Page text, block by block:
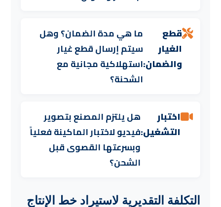
قطع
الغيار
والضمان:
ما هي مدة الضمان؟ وهل
سيتم إرسال قطع غيار
استهلاكية مجانية مع
الشحنة؟
اختبار
التشغيل:
هل يلتزم المصنع بتصوير
فيديو لاختبار الماكينة فعلياً
وبسرعتها القصوى قبل
الشحن؟
التكلفة التقديرية لاستيراد خط الإنتاج